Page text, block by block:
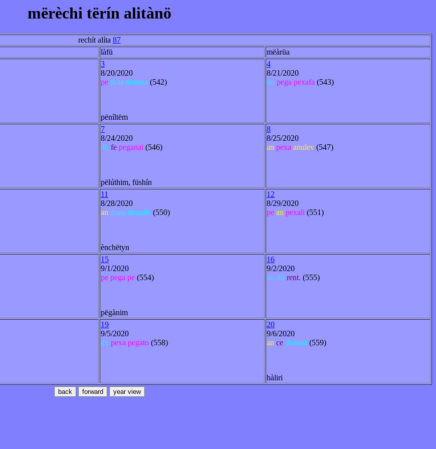
mërèchi tërín alitànö
rechít alíta 87
làfü
mëàrüa
3
8/20/2020
pe dola donasa (542)
pëníltëm
4
8/21/2020
do pega pexafa (543)
7
8/24/2020
do fe peganai (546)
pëlúthim, füshín
8
8/25/2020
an pexa anulev (547)
11
8/28/2020
an dona donade (550)
ènchëtyn
12
8/29/2020
pe an pexali (551)
15
9/1/2020
pe pega pe (554)
pëgànim
16
9/2/2020
do do rent. (555)
19
9/5/2020
do pexa pegato (558)
20
9/6/2020
an ce donasa (559)
hàliri